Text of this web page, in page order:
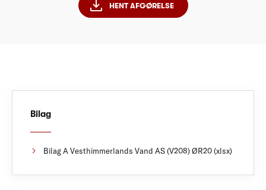
HENT AFGØRELSE
Bilag
Bilag A Vesthimmerlands Vand AS (V208) ØR20 (xlsx)